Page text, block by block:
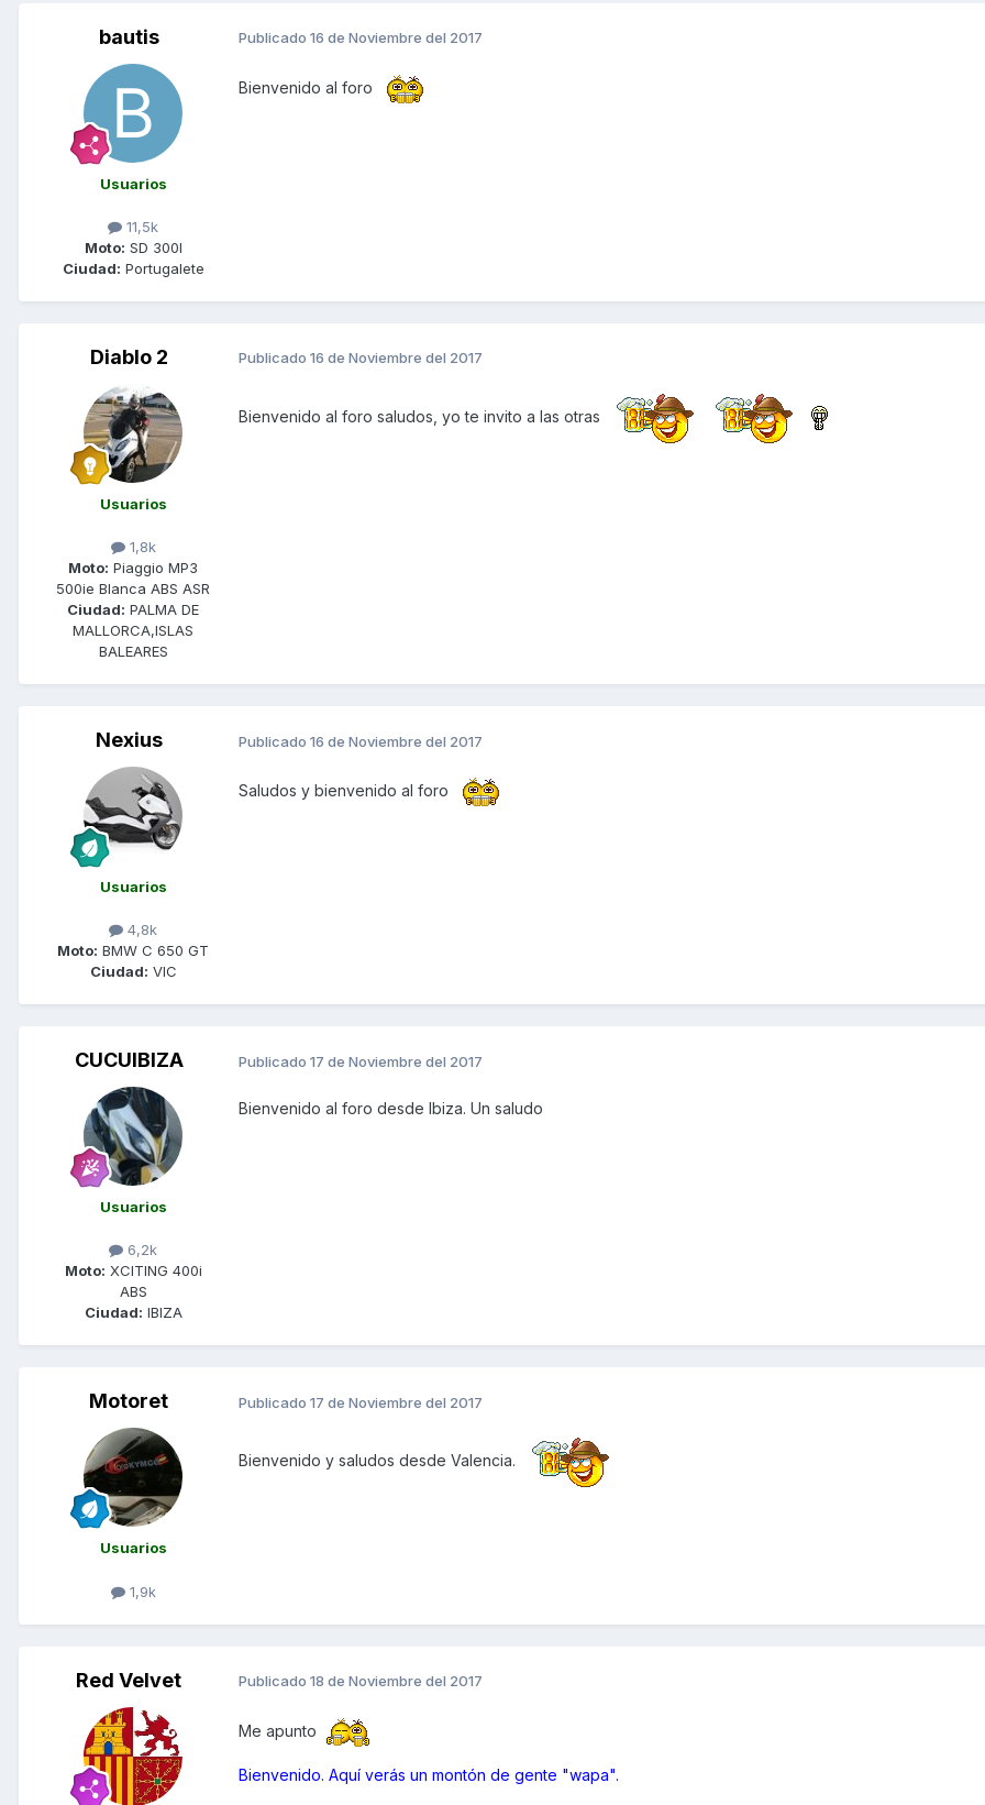
bautis
Usuarios
11,5k
Moto: SD 300I
Ciudad: Portugalete
Publicado 16 de Noviembre del 2017
Bienvenido al foro
Diablo 2
Usuarios
1,8k
Moto: Piaggio MP3
500ie Blanca ABS ASR
Ciudad: PALMA DE
MALLORCA,ISLAS
BALEARES
Publicado 16 de Noviembre del 2017
Bienvenido al foro saludos, yo te invito a las otras
Nexius
Usuarios
4,8k
Moto: BMW C 650 GT
Ciudad: VIC
Publicado 16 de Noviembre del 2017
Saludos y bienvenido al foro
CUCUIBIZA
Usuarios
6,2k
Moto: XCITING 400i
ABS
Ciudad: IBIZA
Publicado 17 de Noviembre del 2017
Bienvenido al foro desde Ibiza. Un saludo
Motoret
Usuarios
1,9k
Publicado 17 de Noviembre del 2017
Bienvenido y saludos desde Valencia.
Red Velvet Publicado 18 de Noviembre del 2017
Me apunto
Bienvenido. Aquí verás un montón de gente "wapa".